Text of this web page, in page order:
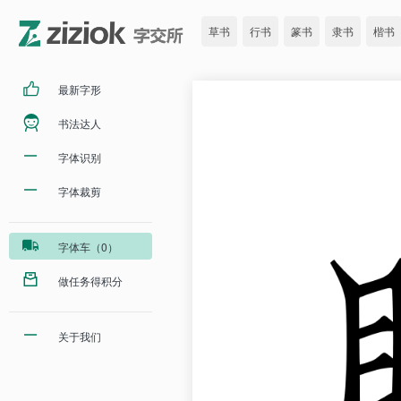
草书 行书 篆书 隶书 楷书
最新字形
书法达人
字体识别
字体裁剪
字体车（0）
做任务得积分
关于我们